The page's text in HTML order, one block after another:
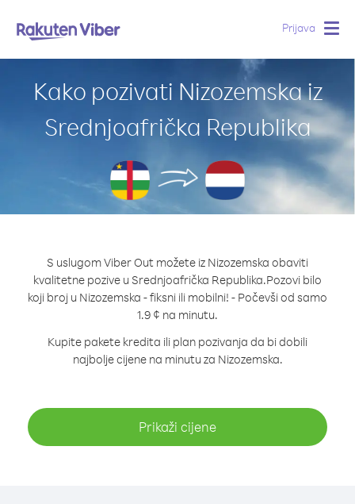
Prijava
Kako pozivati Nizozemska iz
Srednjoafrička Republika
S uslugom Viber Out možete iz Nizozemska obaviti
kvalitetne pozive u Srednjoafrička Republika.Pozovi bilo
koji broj u Nizozemska - fiksni ili mobilni! - Počevši od samo
1.9 ¢ na minutu.
Kupite pakete kredita ili plan pozivanja da bi dobili
najbolje cijene na minutu za Nizozemska.
Prikaži cijene